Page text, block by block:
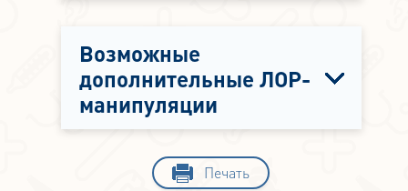
Возможные
дополнительные ЛОР-
манипуляции
Печать